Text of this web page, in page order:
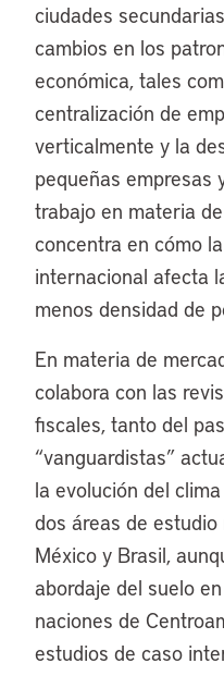
ciudades
cambios en los
económica, tales
centralización de
verticalmente y la
pequeñas empresas
trabajo en materia
concentra en cómo
internacional afecta
menos densidad de
En materia de
colabora con las
fiscales, tanto del
“vanguardistas”
la evolución del
dos áreas de
México y Brasil,
abordaje del suelo
naciones de
estudios de caso